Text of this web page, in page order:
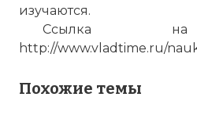
изучаются.
Ссылка на
http://www.vladtime.ru/
Похожие темы